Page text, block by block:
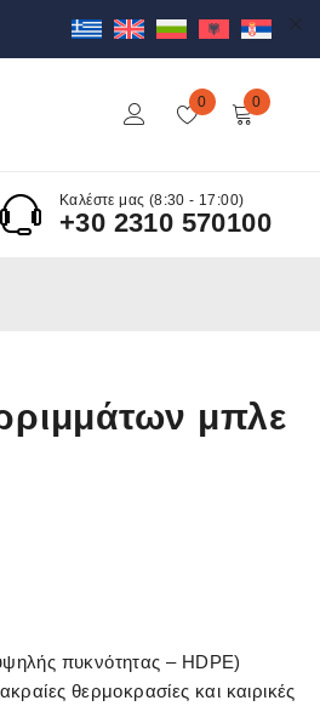
0 0
Καλέστε μας (8:30 - 17:00)
+30 2310 570100
μπλε
πυκνότητας – HDPE)
θερμοκρασίες και καιρικές